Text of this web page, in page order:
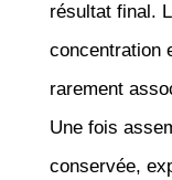
résultat final.
concentration
rarement
Une fois
conservée,